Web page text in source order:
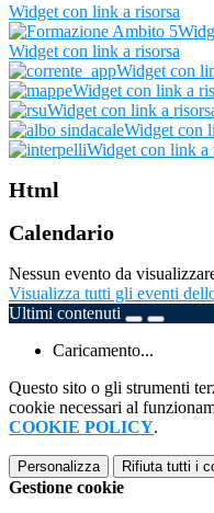
Widget con link a risorsa
Widget con link a risorsa
Widget con
Widget con link a
Widget con link a
Widget con
Widget con link a
Html
Calendario
Nessun evento da
Visualizza tutti gli eventi
Ultimi contenuti
Caricamento...
Questo sito o gli strumenti
cookie necessari al
COOKIE POLICY.
Personalizza Rifiuta tutti i
Gestione cookie